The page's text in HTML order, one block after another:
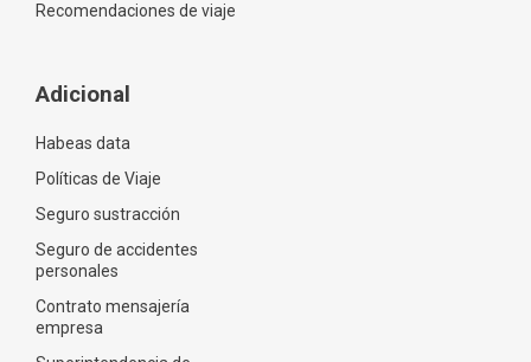
Recomendaciones de viaje
Adicional
Habeas data
Políticas de Viaje
Seguro sustracción
Seguro de accidentes
personales
Contrato mensajería
empresa